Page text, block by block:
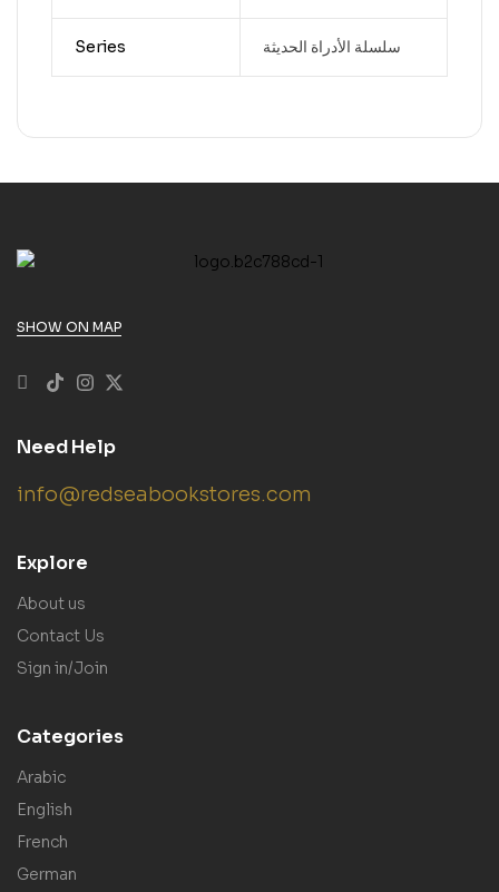
Series سلسلة الأدراة الحديثة
SHOW ON MAP
Need Help
info@redseabookstores.com
Explore
About us
Contact Us
Sign in/Join
Categories
Arabic
English
French
German